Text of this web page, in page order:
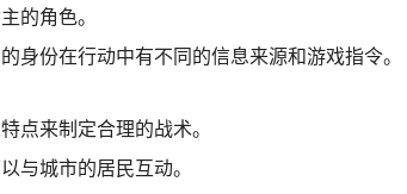
的角色。
身份在行动中有不同的信息来源和游戏指令。
点来制定合理的战术。
与城市的居民互动。